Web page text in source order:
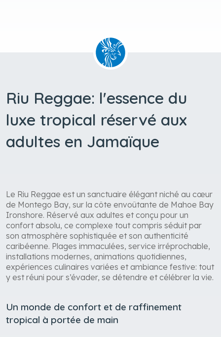
Riu Reggae: l'essence du
luxe tropical réservé aux
adultes en Jamaïque
Le Riu Reggae est un sanctuaire élégant niché au cœur
de Montego Bay, sur la côte envoûtante de Mahoe Bay
Ironshore. Réservé aux adultes et conçu pour un
confort absolu, ce complexe tout compris séduit par
son atmosphère sophistiquée et son authenticité
caribéenne. Plages immaculées, service irréprochable,
installations modernes, animations quotidiennes,
expériences culinaires variées et ambiance festive: tout
y est réuni pour s’évader, se détendre et célébrer la vie.
Un monde de confort et de raffinement
tropical à portée de main